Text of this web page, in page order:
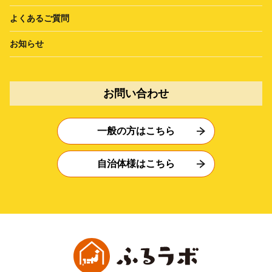
よくあるご質問
お知らせ
お問い合わせ
一般の方はこちら
自治体様はこちら